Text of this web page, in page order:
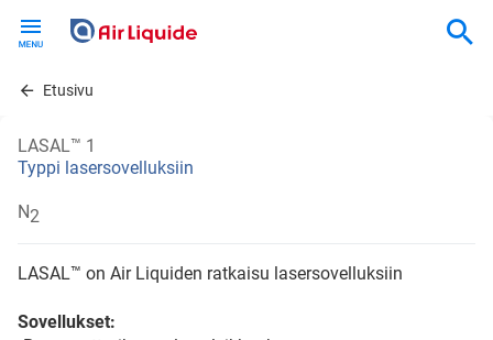
contentEtusivu
LASAL™ 1
Typpi lasersovelluksiin
N2
LASAL™ on Air Liquiden ratkaisu lasersovelluksiin
Sovellukset: